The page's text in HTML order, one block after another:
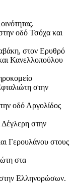
οδό Τσόχα και
στον Ερυθρό
Κανελλοπούλου
στην
οδό Αργολίδος
στην
Γερουλάνου στους
στα
στην Ελληνορώσων.